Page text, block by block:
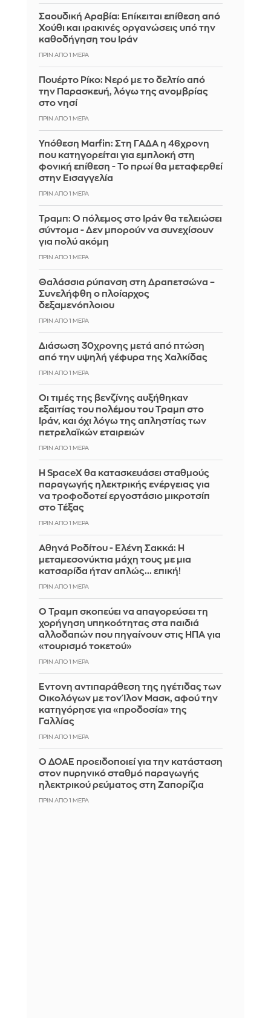
Σαουδική Αραβία: Επίκειται επίθεση από
Χούθι και ιρακινές οργανώσεις υπό την
καθοδήγηση του Ιράν
ΠΡΙΝ ΑΠΌ 1 ΜΈΡΑ
Πουέρτο Ρίκο: Νερό με το δελτίο από
την Παρασκευή, λόγω της ανομβρίας
στο νησί
ΠΡΙΝ ΑΠΌ 1 ΜΈΡΑ
Υπόθεση Marfin: Στη ΓΑΔΑ η 46χρονη
που κατηγορείται για εμπλοκή στη
φονική επίθεση - Το πρωί θα μεταφερθεί
στην Εισαγγελία
ΠΡΙΝ ΑΠΌ 1 ΜΈΡΑ
Τραμπ: Ο πόλεμος στο Ιράν θα τελειώσει
σύντομα - Δεν μπορούν να συνεχίσουν
για πολύ ακόμη
ΠΡΙΝ ΑΠΌ 1 ΜΈΡΑ
Θαλάσσια ρύπανση στη Δραπετσώνα –
Συνελήφθη ο πλοίαρχος
δεξαμενόπλοιου
ΠΡΙΝ ΑΠΌ 1 ΜΈΡΑ
Διάσωση 30χρονης μετά από πτώση
από την υψηλή γέφυρα της Χαλκίδας
ΠΡΙΝ ΑΠΌ 1 ΜΈΡΑ
Οι τιμές της βενζίνης αυξήθηκαν
εξαιτίας του πολέμου του Τραμπ στο
Ιράν, και όχι λόγω της απληστίας των
πετρελαϊκών εταιρειών
ΠΡΙΝ ΑΠΌ 1 ΜΈΡΑ
Η SpaceX θα κατασκευάσει σταθμούς
παραγωγής ηλεκτρικής ενέργειας για
να τροφοδοτεί εργοστάσιο μικροτσίπ
στο Τέξας
ΠΡΙΝ ΑΠΌ 1 ΜΈΡΑ
Αθηνά Ροδίτου - Ελένη Σακκά: Η
μεταμεσονύκτια μάχη τους με μια
κατσαρίδα ήταν απλώς... επική!
ΠΡΙΝ ΑΠΌ 1 ΜΈΡΑ
Ο Τραμπ σκοπεύει να απαγορεύσει τη
χορήγηση υπηκοότητας στα παιδιά
αλλοδαπών που πηγαίνουν στις ΗΠΑ για
«τουρισμό τοκετού»
ΠΡΙΝ ΑΠΌ 1 ΜΈΡΑ
Έντονη αντιπαράθεση της ηγέτιδας των
Οικολόγων με τον Ίλον Μασκ, αφού την
κατηγόρησε για «προδοσία» της
Γαλλίας
ΠΡΙΝ ΑΠΌ 1 ΜΈΡΑ
Ο ΔΟΑΕ προειδοποιεί για την κατάσταση
στον πυρηνικό σταθμό παραγωγής
ηλεκτρικού ρεύματος στη Ζαπορίζια
ΠΡΙΝ ΑΠΌ 1 ΜΈΡΑ